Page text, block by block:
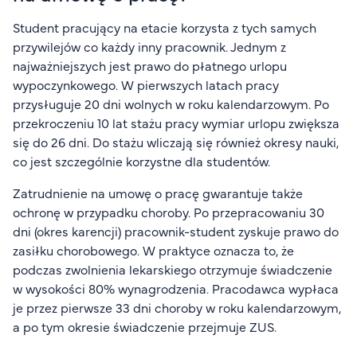
Student pracujący na etacie korzysta z tych samych
przywilejów co każdy inny pracownik. Jednym z
najważniejszych jest prawo do płatnego urlopu
wypoczynkowego. W pierwszych latach pracy
przysługuje 20 dni wolnych w roku kalendarzowym. Po
przekroczeniu 10 lat stażu pracy wymiar urlopu zwiększa
się do 26 dni. Do stażu wliczają się również okresy nauki,
co jest szczególnie korzystne dla studentów.
Zatrudnienie na umowę o pracę gwarantuje także
ochronę w przypadku choroby. Po przepracowaniu 30
dni (okres karencji) pracownik-student zyskuje prawo do
zasiłku chorobowego. W praktyce oznacza to, że
podczas zwolnienia lekarskiego otrzymuje świadczenie
w wysokości 80% wynagrodzenia. Pracodawca wypłaca
je przez pierwsze 33 dni choroby w roku kalendarzowym,
a po tym okresie świadczenie przejmuje ZUS.